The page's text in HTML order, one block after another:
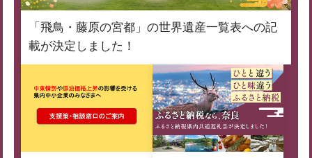
「飛鳥・藤原の宮都」の世界遺産一覧表への記
載が決定しました！